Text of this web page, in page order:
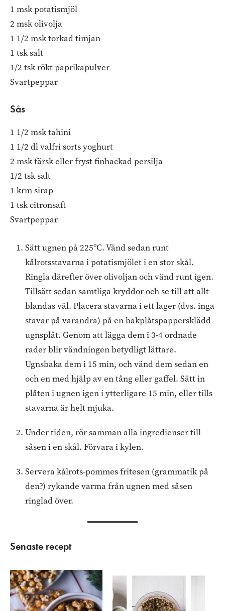
1 msk potatismjöl
2 msk olivolja
1 1/2 msk torkad timjan
1 tsk salt
1/2 tsk rökt paprikapulver
Svartpeppar
Sås
1 1/2 msk tahini
1 1/2 dl valfri sorts yoghurt
2 msk färsk eller fryst finhackad persilja
1/2 tsk salt
1 krm sirap
1 tsk citronsaft
Svartpeppar
Sätt ugnen på 225ºC. Vänd sedan runt
kålrotsstavarna i potatismjölet i en stor skål.
Ringla därefter över olivoljan och vänd runt igen.
Tillsätt sedan samtliga kryddor och se till att allt
blandas väl. Placera stavarna i ett lager (dvs. inga
stavar på varandra) på en bakplåtspappersklädd
ugnsplåt. Genom att lägga dem i 3-4 ordnade
rader blir vändningen betydligt lättare.
Ugnsbaka dem i 15 min, och vänd dem sedan en
och en med hjälp av en tång eller gaffel. Sätt in
plåten i ugnen igen i ytterligare 15 min, eller tills
stavarna är helt mjuka.
Under tiden, rör samman alla ingredienser till
såsen i en skål. Förvara i kylen.
Servera kålrots-pommes fritesen (grammatik på
den?) rykande varma från ugnen med såsen
ringlad över.
Senaste recept